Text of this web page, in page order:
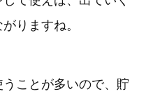
りますね。
ことが多いので、貯